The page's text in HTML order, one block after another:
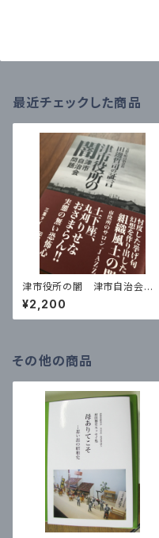
最近チェックした商品
津市役所の闇 津市自治会問
題 元相生町自治会長 田邊
哲司の証言
¥2,200
その他の商品